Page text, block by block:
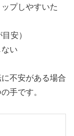
プしやすいた
安）
い
不安がある場合
手です。